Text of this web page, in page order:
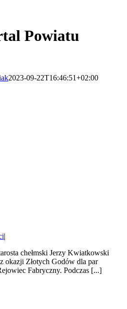
Powiatu
2023-09-22T16:46:51+02:00
|
chełmski Jerzy Kwiatkowski
okazji Złotych Godów dla par
Fabryczny. Podczas [...]